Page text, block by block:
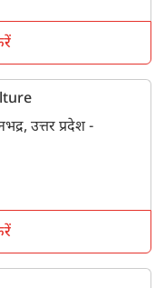
उत्तर प्रदेश -